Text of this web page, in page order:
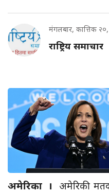
मंगलबार, कात्तिक
राष्ट्रिय समाचार
अमेरिका । अमेरिकी